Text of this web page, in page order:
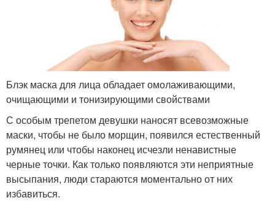
Блэк маска для лица обладает омолаживающими,
очищающими и тонизирующими свойствами
С особым трепетом девушки наносят всевозможные
маски, чтобы не было морщин, появился естественный
румянец или чтобы наконец исчезли ненавистные
черные точки. Как только появляются эти неприятные
высыпания, люди стараются моментально от них
избавиться.